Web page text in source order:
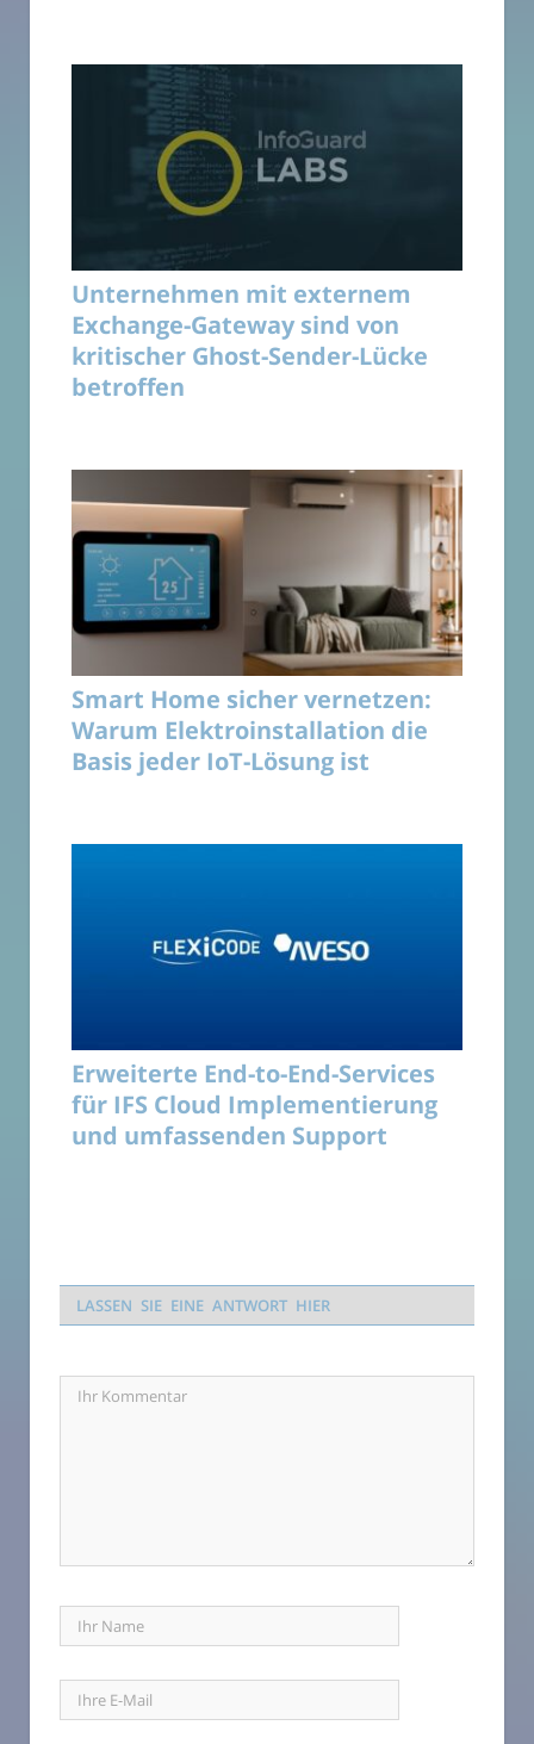
Unternehmen mit externem
Exchange-Gateway sind von
kritischer Ghost-Sender-Lücke
betroffen
Smart Home sicher vernetzen:
Warum Elektroinstallation die
Basis jeder IoT-Lösung ist
Erweiterte End-to-End-Services
für IFS Cloud Implementierung
und umfassenden Support
LASSEN SIE EINE ANTWORT HIER